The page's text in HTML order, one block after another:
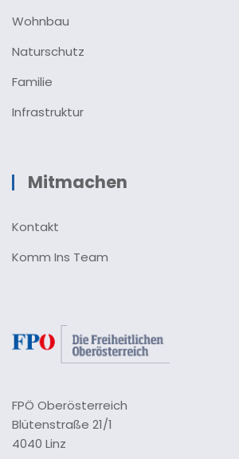
Wohnbau
Naturschutz
Familie
Infrastruktur
Mitmachen
Kontakt
Komm Ins Team
FPÖ Oberösterreich
Blütenstraße 21/1
4040 Linz